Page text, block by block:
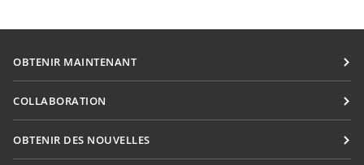
OBTENIR MAINTENANT
Workspace
COLLABORATION
OBTENIR DES NOUVELLES